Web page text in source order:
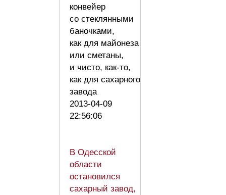
конвейер
со стеклянными
баночками,
как для майонеза
или сметаны,
и чисто, как-то,
как для сахарного
завода
2013-04-09
22:56:06
В Одесской
области
остановился
сахарный завод,